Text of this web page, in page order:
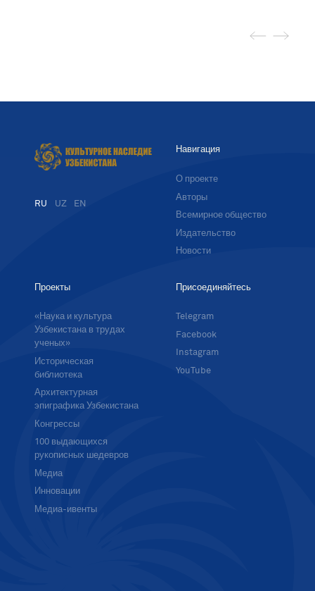
RU UZ EN
Навигация
О проекте
Авторы
Всемирное общество
Издательство
Новости
Проекты
«Наука и культура
Узбекистана в трудах
ученых»
Историческая
библиотека
Архитектурная
эпиграфика Узбекистана
Конгрессы
100 выдающихся
рукописных шедевров
Медиа
Инновации
Медиа-ивенты
Присоединяйтесь
Telegram
Facebook
Instagram
YouTube